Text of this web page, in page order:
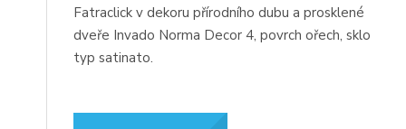
Fatraclick v dekoru přírodního dubu a prosklené
dveře Invado Norma Decor 4, povrch ořech, sklo
typ satinato.